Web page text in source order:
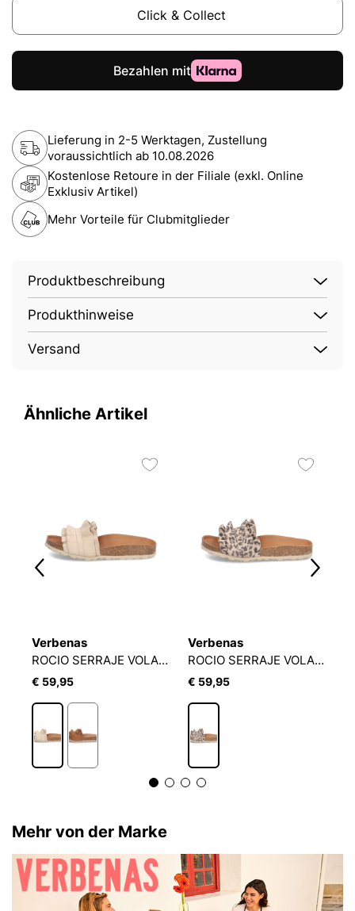
Click & Collect
Lieferung in 2-5 Werktagen, Zustellung
voraussichtlich ab 10.08.2026
Kostenlose Retoure in der Filiale (exkl. Online
Exklusiv Artikel)
Mehr Vorteile für Clubmitglieder
Produktbeschreibung
Produkthinweise
Versand
Ähnliche Artikel
Verbenas
ROCIO SERRAJE VOLANTE
€ 59,95
Verbenas
ROCIO SERRAJE VOLANTE
€ 59,95
Mehr von der Marke